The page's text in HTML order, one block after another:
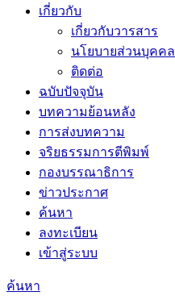
เกี่ยวกับ
เกี่ยวกับวารสาร
นโยบายส่วนบุคคล
ติดต่อ
ฉบับปัจจุบัน
บทความย้อนหลัง
การส่งบทความ
จริยธรรมการตีพิมพ์
กองบรรณาธิการ
ข่าวประกาศ
ค้นหา
ลงทะเบียน
เข้าสู่ระบบ
ค้นหา